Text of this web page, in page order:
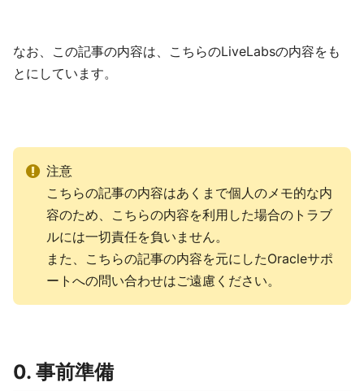
なお、この記事の内容は、こちらのLiveLabsの内容をも
とにしています。
注意
こちらの記事の内容はあくまで個人のメモ的な内
容のため、こちらの内容を利用した場合のトラブ
ルには一切責任を負いません。
また、こちらの記事の内容を元にしたOracleサポ
ートへの問い合わせはご遠慮ください。
0. 事前準備